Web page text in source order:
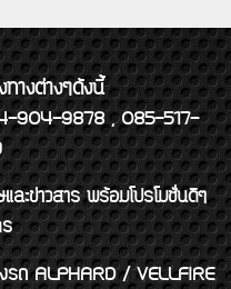
างต่างๆดังนี้
904-9878 , 085-517-
ละข่าวสาร พร้อมโปรโมชั่นดีๆ
รถ ALPHARD / VELLFIRE